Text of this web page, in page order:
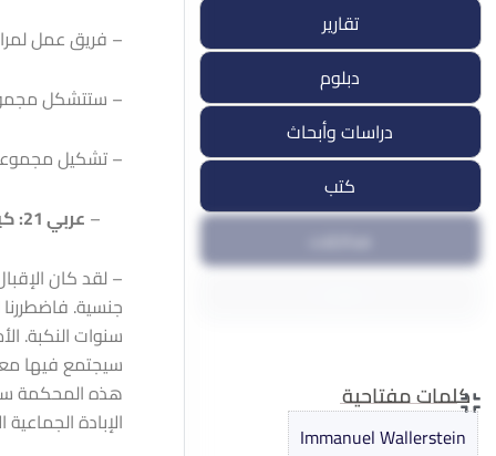
13 يناير, 2026
تقارير
دبلوم
دراسات وأبحاث
كتب
كلمات مفتاحية
Immanuel Wallerstein
– فريق عمل
– ستتشكل
– تشكيل
– عربي 21: كيف تقيمون التجاوب والتفاعل مع هذه المبادرة؟
سنوات النكبة.
سيجتمع فيها
هذه المحكمة
الإبادة